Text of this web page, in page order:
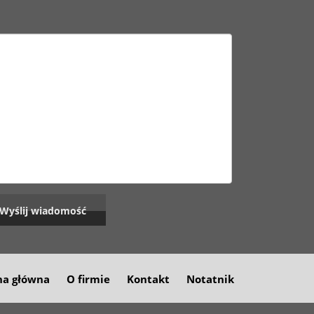
główna O firmie Kontakt Notatnik